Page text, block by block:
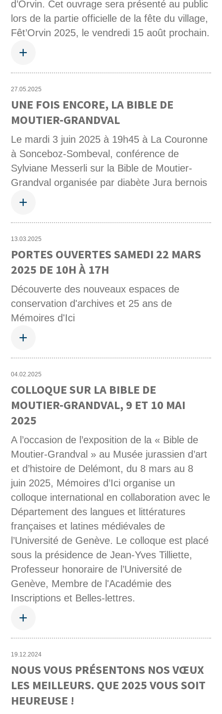
d’Orvin. Cet ouvrage sera présenté au public
lors de la partie officielle de la fête du village,
Fêt’Orvin 2025, le vendredi 15 août prochain.
+
27.05.2025
UNE FOIS ENCORE, LA BIBLE DE
MOUTIER-GRANDVAL
Le mardi 3 juin 2025 à 19h45 à La Couronne
à Sonceboz-Sombeval, conférence de
Sylviane Messerli sur la Bible de Moutier-
Grandval organisée par diabète Jura bernois
+
13.03.2025
PORTES OUVERTES SAMEDI 22 MARS
2025 DE 10H À 17H
Découverte des nouveaux espaces de
conservation d'archives et 25 ans de
Mémoires d'Ici
+
04.02.2025
COLLOQUE SUR LA BIBLE DE
MOUTIER-GRANDVAL, 9 ET 10 MAI
2025
A l’occasion de l’exposition de la « Bible de
Moutier-Grandval » au Musée jurassien d’art
et d’histoire de Delémont, du 8 mars au 8
juin 2025, Mémoires d’Ici organise un
colloque international en collaboration avec le
Département des langues et littératures
françaises et latines médiévales de
l’Université de Genève. Le colloque est placé
sous la présidence de Jean-Yves Tilliette,
Professeur honoraire de l’Université de
Genève, Membre de l'Académie des
Inscriptions et Belles-lettres.
+
19.12.2024
NOUS VOUS PRÉSENTONS NOS VŒUX
LES MEILLEURS. QUE 2025 VOUS SOIT
HEUREUSE !